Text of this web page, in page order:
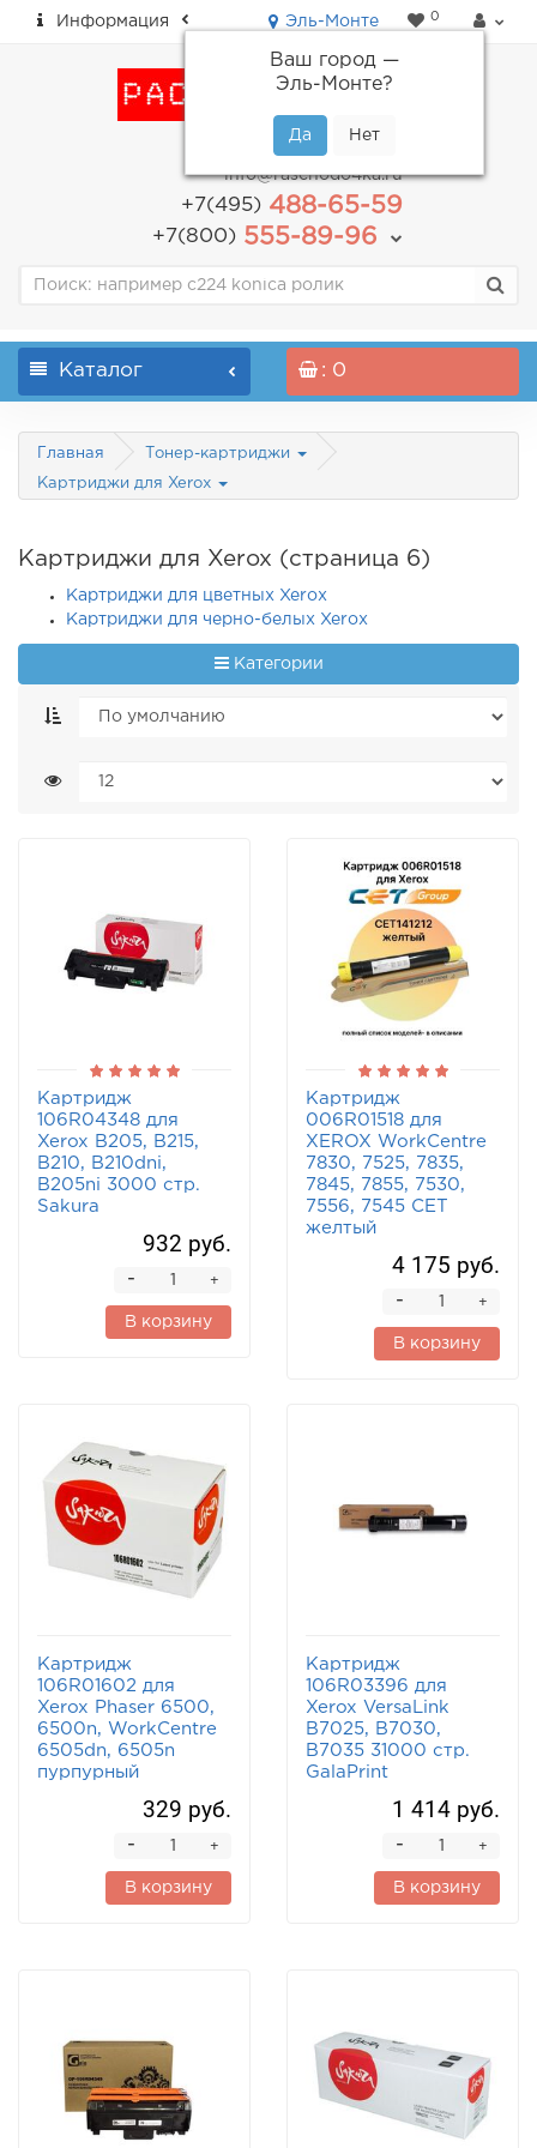
Информация Эль-Монте
Ваш город —
Эль-Монте?
0
пн-пт: с 9.00 до 18.00
info@raschodo4ka.ru
+7(495)488-65-59
+7(800)555-89-96
Каталог : 0
Главная Тонер-картриджи
Картриджи для Xerox
Картриджи для Xerox (страница 6)
Картриджи для цветных Xerox
Картриджи для черно-белых Xerox
Категории
Картридж
106R04348 для
Xerox B205, B215,
B210, B210dni,
B205ni 3000 стр.
Sakura
932 руб.
+
-
В корзину
Картридж
006R01518 для
XEROX WorkCentre
7830, 7525, 7835,
7845, 7855, 7530,
7556, 7545 CET
желтый
4 175 руб.
+
-
В корзину
Картридж
106R01602 для
Xerox Phaser 6500,
6500n, WorkCentre
6505dn, 6505n
пурпурный
329 руб.
+
-
В корзину
Картридж
106R03396 для
Xerox VersaLink
B7025, B7030,
B7035 31000 стр.
GalaPrint
1 414 руб.
+
-
В корзину